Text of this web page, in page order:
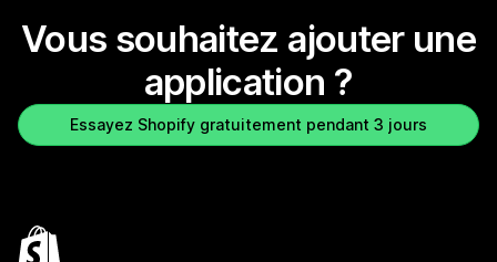
Vous souhaitez ajouter une
application ?
Essayez Shopify gratuitement pendant 3 jours